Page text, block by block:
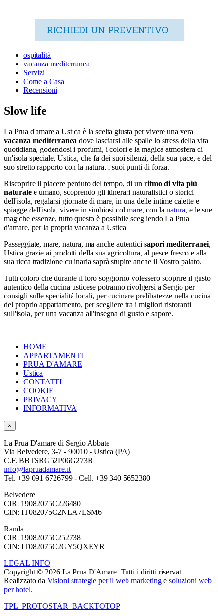
RICHIEDI UN PREVENTIVO
ospitalità
vacanza mediterranea
Servizi
Come a Casa
Recensioni
Slow life
La Prua d'amare a Ustica è la scelta giusta per vivere una vera
vacanza mediterranea dove lasciarsi alle spalle lo stress della vita
quotidiana, godendosi i profumi, i colori e la magica atmosfera di
un'isola speciale, Ustica, che fa dei suoi silenzi, della sua pace, e del
suo stretto rapporto con la natura, i suoi punti di forza.
Riscoprire il piacere perduto del tempo, di un ritmo di vita più
naturale e umano, scoprendo gli itinerari naturalistici o storici
dell'isola, regalarsi giornate di mare, in una delle intime calette e
spiagge dell'isola, vivere in simbiosi col mare, con la natura, e le sue
magiche essenze, tutto questo è possibile scegliendo La Prua
d'amare, per la propria vacanza a Ustica.
Passeggiate, mare, natura, ma anche autentici sapori mediterranei,
Ustica grazie ai prodotti della sua agricoltura, al pesce fresco e alla
sua ricca tradizione culinaria saprà stupire anche il Vostro palato.
Tutti coloro che durante il loro soggiorno volessero scoprire il gusto
autentico della cucina usticese potranno rivolgersi a Sergio per
consigli sulle specialità locali, per cucinare prelibatezze nella cucina
del proprio appartamento, per scegliere tra i migliori ristoranti
sull'isola, per una vacanza all'insegna di gusto e sapore.
HOME
APPARTAMENTI
PRUA D'AMARE
Ustica
CONTATTI
COOKIE
PRIVACY
INFORMATIVA
×
La Prua D'amare di Sergio Abbate
Via Belvedere, 3-7 - 90010 - Ustica (PA)
C.F. BBTSRG52P06G273B
info@lapruadamare.it
Tel. +39 091 6726799 - Cell. +39 340 5652380
Belvedere
CIR: 19082075C226480
CIN: IT082075C2NLA7LSM6
Randa
CIR: 19082075C252738
CIN: IT082075C2GY5QXEYR
LEGAL INFO
Copyright © 2026 La Prua D'Amare. Tutti i diritti riservati.
Realizzato da Visioni strategie per il web marketing e soluzioni web
per hotel.
TPL_PROTOSTAR_BACKTOTOP